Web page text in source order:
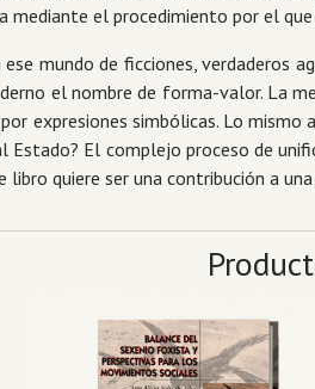
mediante el procedimiento por el
mundo de ficciones, verdaderos
el nombre de forma-valor. La
expresiones simbólicas. Lo
Estado? El complejo proceso de
quiere ser una contribución a